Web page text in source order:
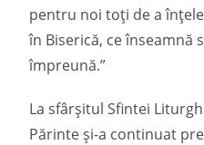
pentru noi toți de a
în Biserică, ce înseamnă
împreună.”
La sfârșitul Sfintei
Părinte și-a continuat